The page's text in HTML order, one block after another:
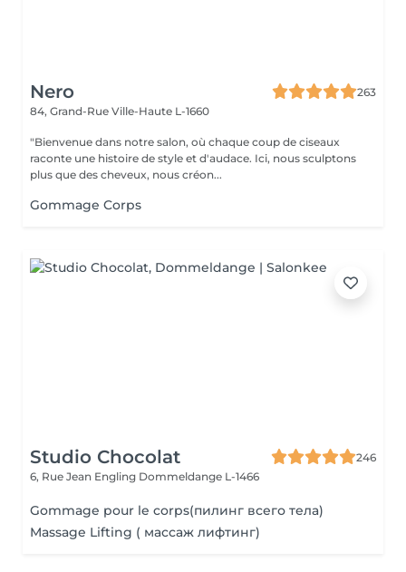
Nero
263
84, Grand-Rue Ville-Haute L-1660
"Bienvenue dans notre salon, où chaque coup de ciseaux
raconte une histoire de style et d'audace. Ici, nous sculptons
plus que des cheveux, nous créon...
Gommage Corps
Studio Chocolat
246
6, Rue Jean Engling Dommeldange L-1466
Gommage pour le corps(пилинг всего тела)
Massage Lifting ( массаж лифтинг)